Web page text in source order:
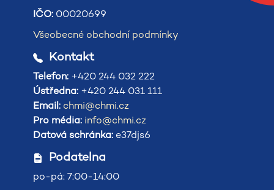
IČO: 00020699
Všeobecné obchodní podmínky
Kontakt
Telefon: +420 244 032 222
Ústředna: +420 244 031 111
Email: chmi@chmi.cz
Pro média: info@chmi.cz
Datová schránka: e37djs6
Podatelna
po-pá: 7:00-14:00